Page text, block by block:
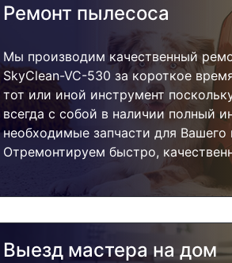
Ремонт пылесоса
Мы производим качественный
SkyClean-VC-530 за короткое
тот или иной инструмент
всегда с собой в наличии полный
необходимые запчасти для Вашего
Отремонтируем быстро,
Выезд мастера на дом